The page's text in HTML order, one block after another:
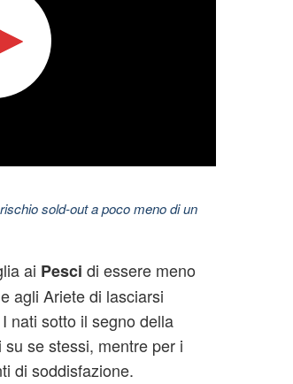
sold-out a poco meno di un
ai Pesci di essere meno
agli Ariete di lasciarsi
nati sotto il segno della
se stessi, mentre per i
di soddisfazione.